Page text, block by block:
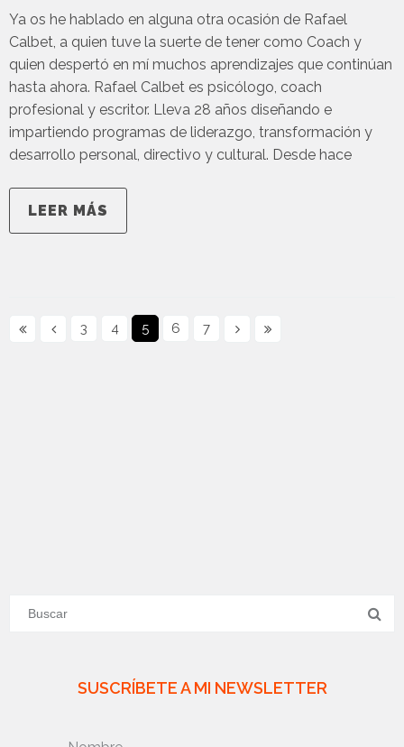
Ya os he hablado en alguna otra ocasión de Rafael
Calbet, a quien tuve la suerte de tener como Coach y
quien despertó en mí muchos aprendizajes que continúan
hasta ahora. Rafael Calbet es psicólogo, coach
profesional y escritor. Lleva 28 años diseñando e
impartiendo programas de liderazgo, transformación y
desarrollo personal, directivo y cultural. Desde hace
LEER MÁS
3 4 5 6 7
SUSCRÍBETE A MI NEWSLETTER